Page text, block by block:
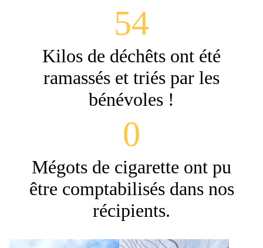
54
Kilos de déchêts ont été
ramassés et triés par les
bénévoles !
0
Mégots de cigarette ont pu
être comptabilisés dans nos
récipients.